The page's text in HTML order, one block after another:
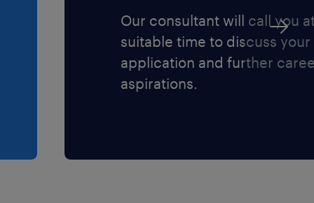
Our consultant will call you
suitable time to discuss your
application and further
aspirations.